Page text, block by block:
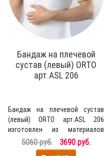
Бандаж на плечевой
сустав (левый) ОRТО
арт.ASL 206
Бандаж на плечевой сустав
(левый) ОRТО арт.ASL 206
изготовлен из материалов
аэропрен и Coolmax, осу..
5060 руб. 3690 руб.